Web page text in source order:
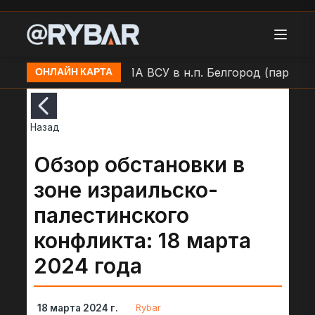
ОНЛАЙН КАРТА
проезд) Удар БЛА ВСУ в н.п. Белгород (парк
Назад
Обзор обстановки в
зоне израильско-
палестинского
конфликта: 18 марта
2024 года
18 марта 2024 г. Rybar